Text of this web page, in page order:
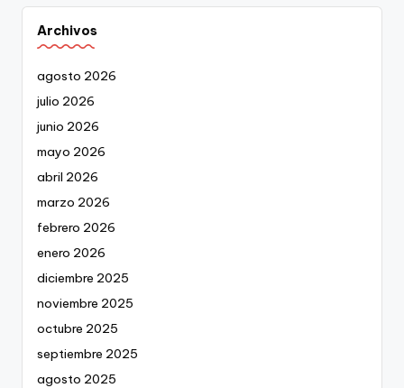
Archivos
agosto 2026
julio 2026
junio 2026
mayo 2026
abril 2026
marzo 2026
febrero 2026
enero 2026
diciembre 2025
noviembre 2025
octubre 2025
septiembre 2025
agosto 2025